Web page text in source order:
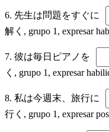
6. 先生は問題をすぐに
解く, grupo 1, expresar
7. 彼は毎日ピアノを
く, grupo 1, expresar
8. 私は今週末、旅行に
行く, grupo 1, expresar